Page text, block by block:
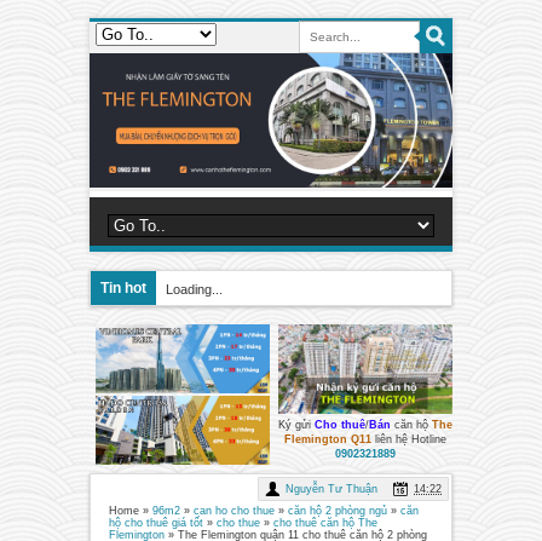
Tin hot Loading...
Ký gửi Cho thuê/ Bán căn hộ The
Flemington Q11 liên hệ Hotline
0902321889
Home » 96m2 » can ho cho thue » căn hộ 2 phòng ngủ » căn
hộ cho thuê giá tốt » cho thue » cho thuê căn hộ The
Flemington » The Flemington quận 11 cho thuê căn hộ 2 phòng
Nguyễn Tư Thuận 14:22